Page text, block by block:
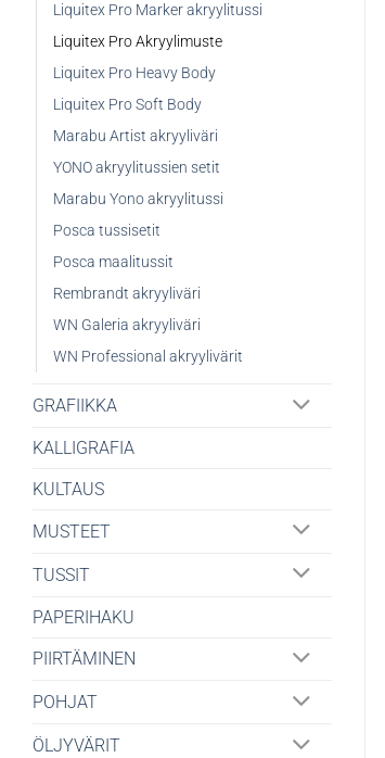
Liquitex Pro Marker akryylitussi
Liquitex Pro Akryylimuste
Liquitex Pro Heavy Body
Liquitex Pro Soft Body
Marabu Artist akryyliväri
YONO akryylitussien setit
Marabu Yono akryylitussi
Posca tussisetit
Posca maalitussit
Rembrandt akryyliväri
WN Galeria akryyliväri
WN Professional akryylivärit
GRAFIIKKA
KALLIGRAFIA
KULTAUS
MUSTEET
TUSSIT
PAPERIHAKU
PIIRTÄMINEN
POHJAT
ÖLJYVÄRIT